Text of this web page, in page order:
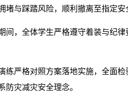
堵与踩踏风险，顺利撤离至指定安
间，全体学生严格遵守着装与纪
练严格对照方案落地实施，全面
防灾减灾安全理念。